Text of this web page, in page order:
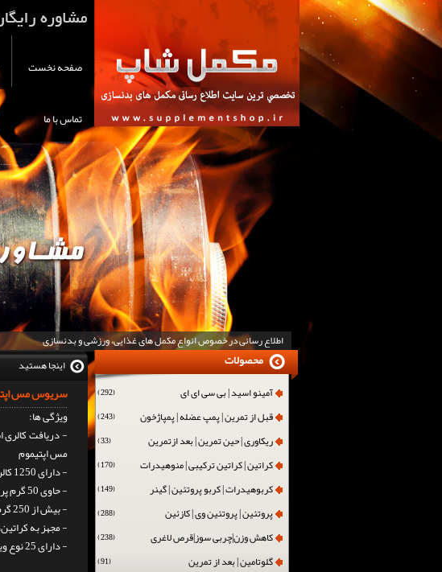
صفحه نخست
تماس با ما
اطلاع رسانی در خصوص انواع مکمل های غذایی، ورزشی و بدنسازی
اینجا هستید
سریوس مس
ویژگی ها:
- دریافت
مس اپتیموم
- دارای 1250 کالری باکیفیت در هر وعده
- حاوی 50 گرم پروتئین ترکیبی
- بیش از 250 گرم
- مجهز به کراتین،
- دارای 25 نوع ویتامین و ماده معدنی
آمینو اسید | بی سی ای ای (292)
قبل از تمرین | پمپ عضله | پمپاژخون (243)
ریکاوری | حین تمرین | بعد ازتمرین (33)
کراتین | کراتین ترکیبی | منوهیدرات (170)
کربوهیدرات | کربو پروتئین | گینر (149)
پروتئین | پروتئین وی | کازئین (288)
کاهش وزن|چربی سوز|قرص لاغری (238)
گلوتامین | بعد از تمرین (91)
محصولات